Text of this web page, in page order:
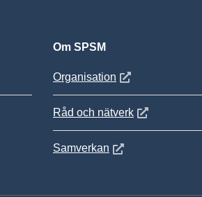
Om SPSM
Organisation Öppnas i nytt
Råd och nätverkÖppnas i nytt
Samverkan Öppnas i nytt